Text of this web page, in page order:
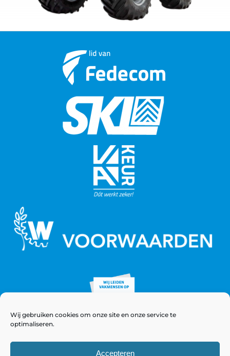
Wij gebruiken cookies om onze site en onze service te
optimaliseren.
Accepteren